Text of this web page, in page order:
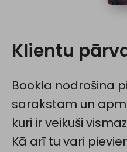
Klientu
Bookla nodrošina
sarakstam un
kuri ir veikuši
Kā arī tu vari